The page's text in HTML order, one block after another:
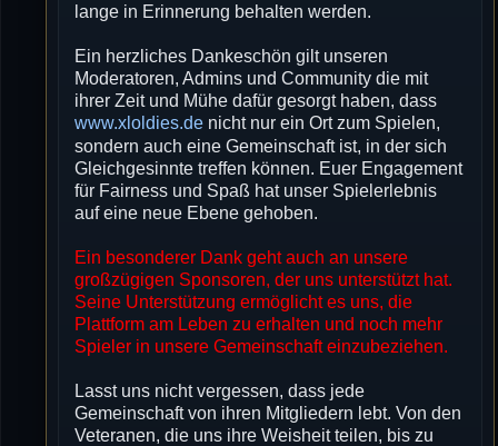
lange in Erinnerung behalten werden.
Ein herzliches Dankeschön gilt unseren
Moderatoren, Admins und Community die mit
ihrer Zeit und Mühe dafür gesorgt haben, dass
www.xloldies.de nicht nur ein Ort zum Spielen,
sondern auch eine Gemeinschaft ist, in der sich
Gleichgesinnte treffen können. Euer Engagement
für Fairness und Spaß hat unser Spielerlebnis
auf eine neue Ebene gehoben.
Ein besonderer Dank geht auch an unsere
großzügigen Sponsoren, der uns unterstützt hat.
Seine Unterstützung ermöglicht es uns, die
Plattform am Leben zu erhalten und noch mehr
Spieler in unsere Gemeinschaft einzubeziehen.
Lasst uns nicht vergessen, dass jede
Gemeinschaft von ihren Mitgliedern lebt. Von den
Veteranen, die uns ihre Weisheit teilen, bis zu